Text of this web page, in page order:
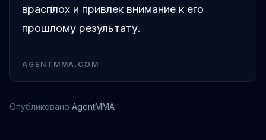
врасплох и привлек внимание к его
прошлому результату.
AGENTMMA.COM
Опубликовано AgentMMA